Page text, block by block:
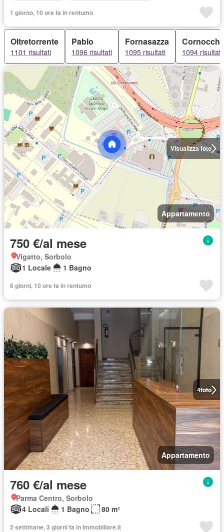
1 giorno, 10 ore fa in rentumo
Oltretorrente
1101 risultati
Pablo
1096 risultati
Fornasazza
1095 risultati 1094 risultati
Visualizza foto
Appartamento
750 €/al mese
Vigatto, Sorbolo
1 Locale
1 Bagno
6 giorni, 10 ore fa in rentumo
4foto
Appartamento
760 €/al mese
Parma Centro, Sorbolo
4 Locali
1 Bagno 80 m²
2 settimane, 3 giorni fa in Immobiliare.it